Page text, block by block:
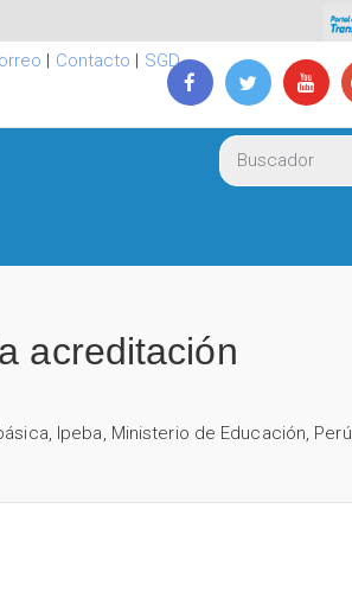
| Contacto | SGD
acreditación
, Ipeba, Ministerio de Educación, Perú